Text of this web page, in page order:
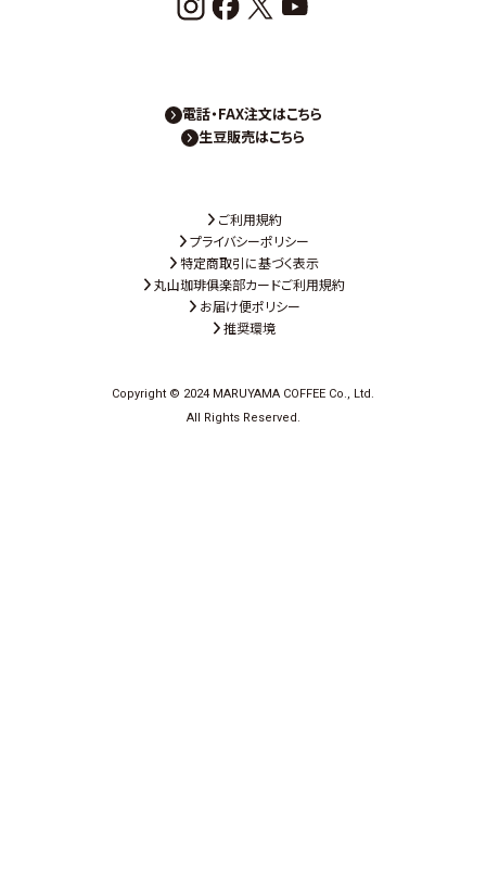
電話・FAX注文はこちら
生豆販売はこちら
ご利用規約
プライバシーポリシー
特定商取引に基づく表示
丸山珈琲俱楽部カードご利用規約
お届け便ポリシー
推奨環境
Copyright © 2024 MARUYAMA COFFEE Co., Ltd.
All Rights Reserved.